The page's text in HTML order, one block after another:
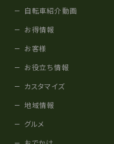
自転車紹介動画
お得情報
お客様
お役立ち情報
カスタマイズ
地域情報
グルメ